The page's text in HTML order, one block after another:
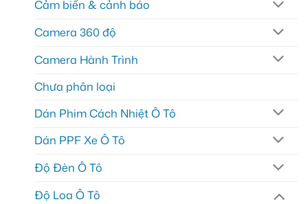
Cảm biến & cảnh báo
Camera 360 độ
Camera Hành Trình
Chưa phân loại
Dán Phim Cách Nhiệt Ô Tô
Dán PPF Xe Ô Tô
Độ Đèn Ô Tô
Độ Loa Ô Tô